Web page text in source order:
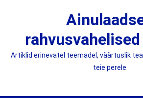
Artiklid erinevatel teemadel, väärtuslik
teie perele